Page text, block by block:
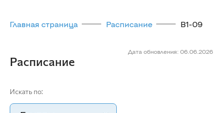
Главная страница Расписание В1-09
Дата обновления: 06.06.2026
Расписание
Искать по: